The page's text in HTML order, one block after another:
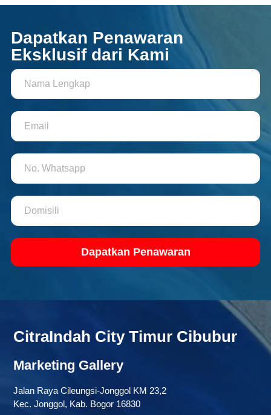
Dapatkan Penawaran
Eksklusif dari Kami
Dapatkan Penawaran
CitraIndah City Timur Cibubur
Marketing Gallery
Jalan Raya Cileungsi-Jonggol KM 23,2
Kec. Jonggol, Kab. Bogor 16830